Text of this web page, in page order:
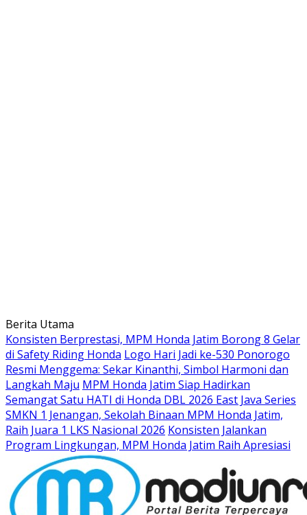
Langsung
ke
konten
Berita Utama
Konsisten Berprestasi, MPM Honda Jatim Borong 8 Gelar
di Safety Riding Honda Logo Hari Jadi ke-530 Ponorogo
Resmi Menggema: Sekar Kinanthi, Simbol Harmoni dan
Langkah Maju MPM Honda Jatim Siap Hadirkan
Semangat Satu HATI di Honda DBL 2026 East Java Series
SMKN 1 Jenangan, Sekolah Binaan MPM Honda Jatim,
Raih Juara 1 LKS Nasional 2026 Konsisten Jalankan
Program Lingkungan, MPM Honda Jatim Raih Apresiasi